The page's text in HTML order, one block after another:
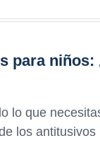
para niños:
lo que
los